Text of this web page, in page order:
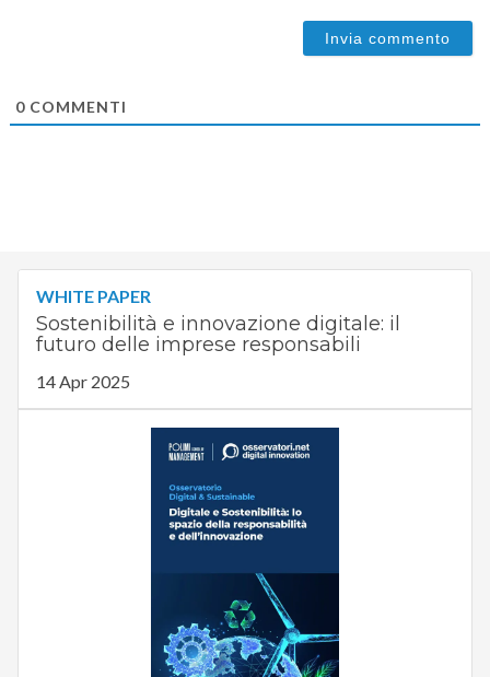
0COMMENTI
WHITE PAPER
Sostenibilità e innovazione digitale: il
futuro delle imprese responsabili
14 Apr 2025